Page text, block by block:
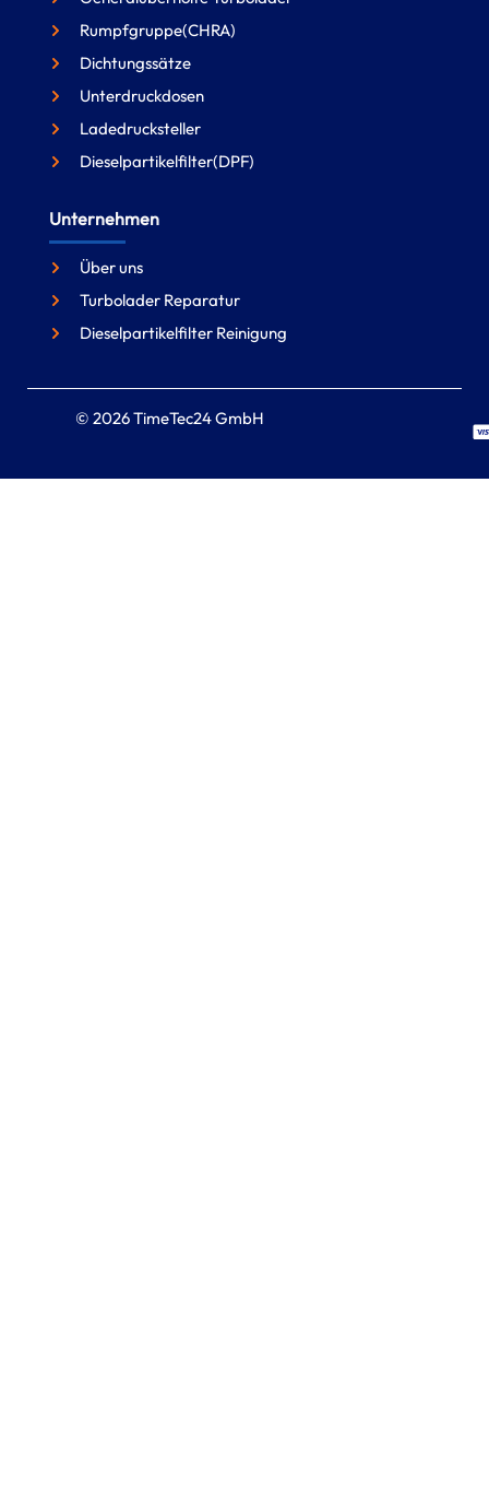
Rumpfgruppe(CHRA)
Dichtungssätze
Unterdruckdosen
Ladedrucksteller
Dieselpartikelfilter(DPF)
Unternehmen
Über uns
Turbolader Reparatur
Dieselpartikelfilter Reinigung
© 2026 TimeTec24 GmbH